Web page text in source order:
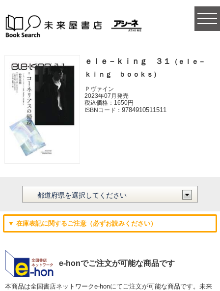
ｅｌｅ－ｋｉｎｇ ３１
（ｅｌｅ－
ｋｉｎｇ ｂｏｏｋｓ）
Ｐヴァイン
2023年07月発売
税込価格：1650円
ISBNコード：9784910511511
▼ 在庫表記に関するご注意（必ずお読みください）
e-honでご注文が可能な商品です
本商品は全国書店ネットワークe-honにてご注文が可能な商品です。未来